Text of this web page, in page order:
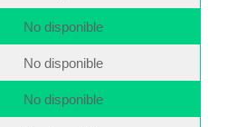
No disponible
No disponible
No disponible